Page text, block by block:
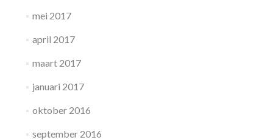
mei 2017
april 2017
maart 2017
januari 2017
oktober 2016
september 2016